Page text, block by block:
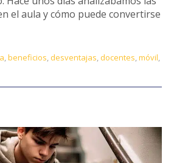
el aula y cómo puede convertirse
,beneficios, desventajas, docentes,móvil,